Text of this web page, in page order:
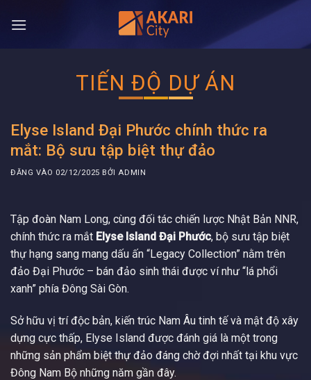
qua
TIẾN ĐỘ DỰ ÁN
Elyse Island Đại Phước chính thức ra
mắt: Bộ sưu tập biệt thự đảo
ĐĂNG VÀO 02/12/2025 BỞIADMIN
Tập đoàn Nam Long, cùng đối tác chiến lược Nhật Bản NNR,
chính thức ra mắt Elyse Island Đại Phước, bộ sưu tập biệt
thự hạng sang mang dấu ấn “Legacy Collection” nằm trên
đảo Đại Phước – bán đảo sinh thái được ví như “lá phổi
xanh” phía Đông Sài Gòn.
Sở hữu vị trí độc bản, kiến trúc Nam Âu tinh tế và mật độ xây
dựng cực thấp, Elyse Island được đánh giá là một trong
những sản phẩm biệt thự đảo đáng chờ đợi nhất tại khu vực
Đông Nam Bộ những năm gần đây.